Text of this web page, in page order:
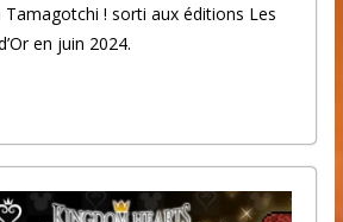
! sorti aux éditions Les
en juin 2024.